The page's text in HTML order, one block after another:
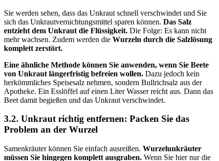
Sie werden sehen, dass das Unkraut schnell verschwindet und Sie
sich das Unkrautvernichtungsmittel sparen können. Das Salz
entzieht dem Unkraut die Flüssigkeit. Die Folge: Es kann nicht
mehr wachsen. Zudem werden die Wurzeln durch die Salzlösung
komplett zerstört.
Eine ähnliche Methode können Sie anwenden, wenn Sie Beete
von Unkraut längerfristig befreien wollen. Dazu jedoch kein
herkömmliches Speisesalz nehmen, sondern Bullrichsalz aus der
Apotheke. Ein Esslöffel auf einen Liter Wasser reicht aus. Dann das
Beet damit begießen und das Unkraut verschwindet.
3.2. Unkraut richtig entfernen: Packen Sie das
Problem an der Wurzel
Samenkräuter können Sie einfach ausreißen. Wurzelunkräuter
müssen Sie hingegen komplett ausgraben. Wenn Sie hier nur die